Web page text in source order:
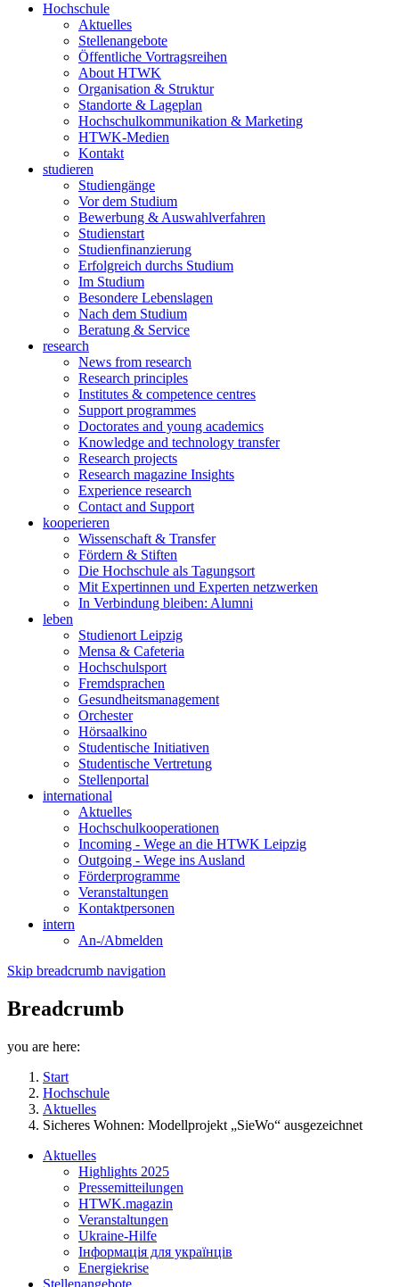
Hochschule
Aktuelles
Stellenangebote
Öffentliche Vortragsreihen
About HTWK
Organisation & Struktur
Standorte & Lageplan
Hochschulkommunikation & Marketing
HTWK-Medien
Kontakt
studieren
Studiengänge
Vor dem Studium
Bewerbung & Auswahlverfahren
Studienstart
Studienfinanzierung
Erfolgreich durchs Studium
Im Studium
Besondere Lebenslagen
Nach dem Studium
Beratung & Service
research
News from research
Research principles
Institutes & competence centres
Support programmes
Doctorates and young academics
Knowledge and technology transfer
Research projects
Research magazine Insights
Experience research
Contact and Support
kooperieren
Wissenschaft & Transfer
Fördern & Stiften
Die Hochschule als Tagungsort
Mit Expertinnen und Experten netzwerken
In Verbindung bleiben: Alumni
leben
Studienort Leipzig
Mensa & Cafeteria
Hochschulsport
Fremdsprachen
Gesundheitsmanagement
Orchester
Hörsaalkino
Studentische Initiativen
Studentische Vertretung
Stellenportal
international
Aktuelles
Hochschulkooperationen
Incoming - Wege an die HTWK Leipzig
Outgoing - Wege ins Ausland
Förderprogramme
Veranstaltungen
Kontaktpersonen
intern
An-/Abmelden
Skip breadcrumb navigation
Breadcrumb
you are here:
Start
Hochschule
Aktuelles
Sicheres Wohnen: Modellprojekt „SieWo“ ausgezeichnet
Aktuelles
Highlights 2025
Pressemitteilungen
HTWK.magazin
Veranstaltungen
Ukraine-Hilfe
Інформація для українців
Energiekrise